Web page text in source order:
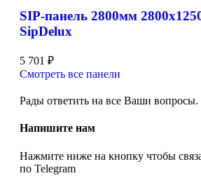
SIP-панель 2800мм
SipDelux
5 701 ₽
Смотреть все панели
Рады ответить на все Ваши вопросы.
Напишите нам
Нажмите ниже на кнопку чтобы
по Telegram